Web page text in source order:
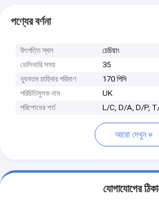
পণ্যের বর্ণনা
উৎপত্তি স্থল
চেচিয়াং
ডেলিভারি সময়
35
ন্যূনতম চাহিদার পরিমাণ
170 পিসি
পরিচিতিমুলক নাম
UK
পরিশোধের শর্ত
L/C, D/A, D/P,
আরো দেখুন
যোগাযোগের